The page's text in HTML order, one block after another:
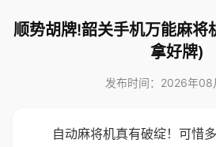
顺势胡牌!韶关手机万能麻将
拿好牌)
发布时间：2026年08
自动麻将机真有破绽！可惜